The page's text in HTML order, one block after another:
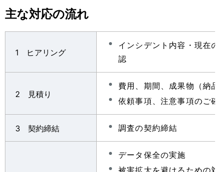
主な対応の流れ
1 ヒアリング
インシデント内容・現在
認
2 見積り
費用、期間、成果物（納
依頼事項、注意事項のご
3 契約締結 調査の契約締結
データ保全の実施
被害拡大を避けるための